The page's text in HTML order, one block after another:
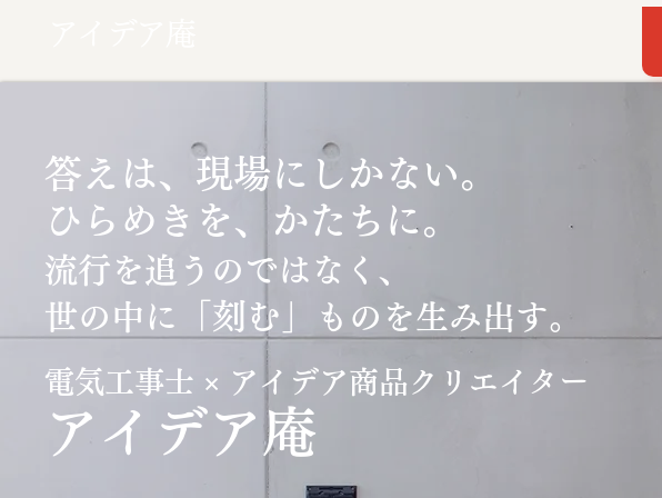
ひらめきを、かたちに。
答えは、現場にしかない。
流行を追うのではなく、
世の中に
「刻む」 ものを生み出す。
電気工事士 × アイデア商品クリエイター
​アイデア庵